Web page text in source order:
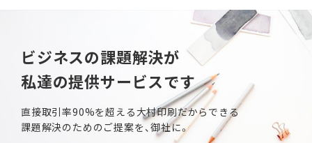
ビジネスの課題解決が
私達の提供サービスです
直接取引率90%を超える大村印刷だからできる
課題解決のためのご提案を、御社に。